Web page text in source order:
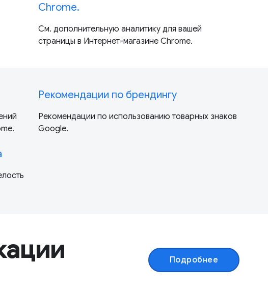
Chrome.
См. дополнительную аналитику для вашей
страницы в Интернет-магазине Chrome.
Рекомендации по брендингу
Рекомендации по использованию товарных знаков
Google.
Подробнее